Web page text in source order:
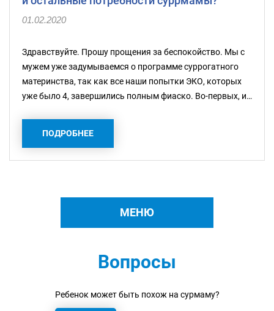
01.02.2020
Здравствуйте. Прошу прощения за беспокойство. Мы с
мужем уже задумываемся о программе суррогатного
материнства, так как все наши попытки ЭКО, которых
уже было 4, завершились полным фиаско. Во-первых, и…
ПОДРОБНЕЕ
МЕНЮ
Вопросы
Ребенок может быть похож на сурмаму?